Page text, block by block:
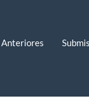
Anteriores